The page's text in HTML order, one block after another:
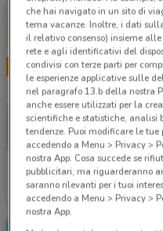
Kena Mobile
Scade il 02/09 2.9 km
che hai navigato in un sito di
tema vacanze. Inoltre, i dati
il relativo consenso) insieme
rete e agli identificativi del
condivisi con terze parti per
le esperienze applicative sulle
nel paragrafo 13.b della nostra
anche essere utilizzati per la
scientifiche e statistiche, analisi
tendenze. Puoi modificare le
accedendo a Menu > Privacy >
nostra App. Cosa succede se
pubblicitari, ma riguarderanno
saranno rilevanti per i tuoi
accedendo a Menu > Privacy >
nostra App.